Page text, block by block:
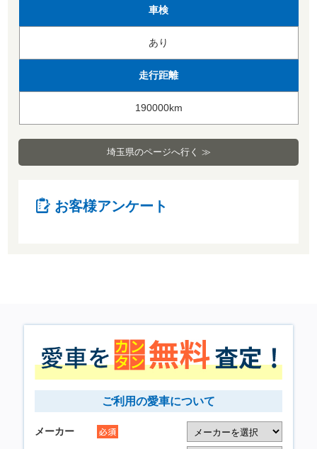
車検
あり
走行距離
190000km
埼玉県のページへ行く ≫
お客様アンケート